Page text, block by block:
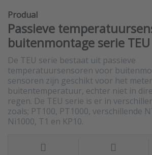
Produal
Passieve
buitenmontage serie TEU
De TEU serie bestaat uit passieve
temperatuursensoren voor
sensoren zijn geschikt voor het
buitentemperatuur, echter niet in
regen. De TEU serie is er in
zoals; PT100, PT1000, verschillende
Ni1000, T1 en KP10.